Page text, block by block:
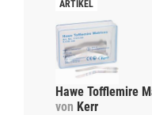
Hawe Tofflemire
von Kerr